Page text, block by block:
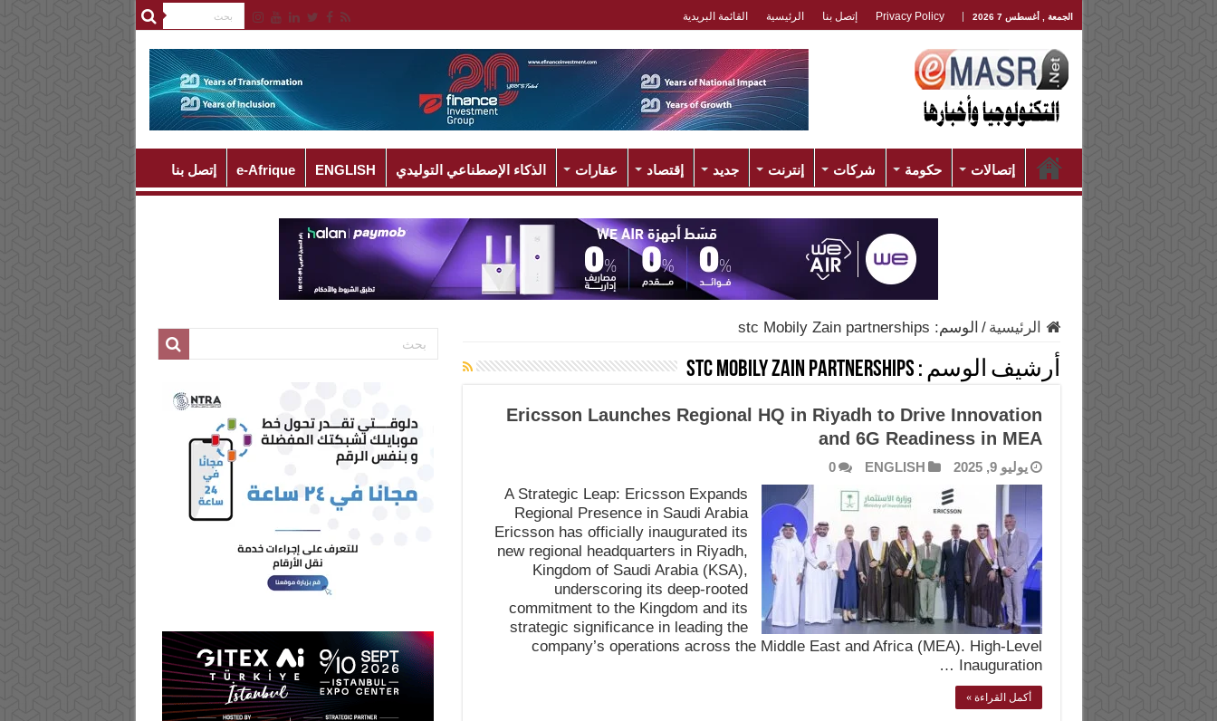
الجمعة , أغسطس 7 2026 Privacy Policy إتصل بنا الرئيسية القائمة البريدية
إتصالات حكومة شركات إنترنت جديد إقتصاد عقارات الذكاء الإصطناعي التوليدي ENGLISH
e-Afrique إتصل بنا
الرئيسية / الوسم: stc Mobily Zain partnerships
أرشيف الوسم : stc Mobily Zain partnerships
Ericsson Launches Regional HQ in Riyadh to Drive Innovation
and 6G Readiness in MEA
يوليو 9, 2025 ENGLISH
0
A Strategic Leap: Ericsson Expands
Regional Presence in Saudi Arabia
Ericsson has officially inaugurated its
new regional headquarters in Riyadh,
Kingdom of Saudi Arabia (KSA),
underscoring its deep-rooted
commitment to the Kingdom and its
strategic significance in leading the
company’s operations across the Middle East and Africa (MEA). High-Level
Inauguration …
أكمل القراءة »